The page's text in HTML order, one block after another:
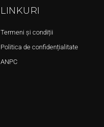
LINKURI
Termeni și condiții
Politica de confidențialitate
ANPC